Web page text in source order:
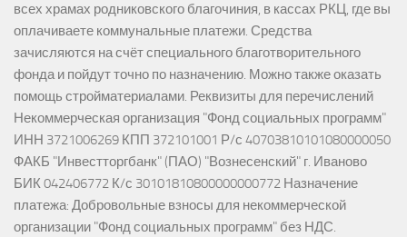
всех храмах родниковского благочиния, в кассах РКЦ, где вы
оплачиваете коммунальные платежи. Средства
зачисляются на счёт специального благотворительного
фонда и пойдут точно по назначению. Можно также оказать
помощь стройматериалами. Реквизиты для перечислений
Некоммерческая организация "Фонд социальных программ"
ИНН 3721006269 КПП 372101001 Р/с 40703810101080000050
ФАКБ "Инвестторгбанк" (ПАО) "Вознесенский" г. Иваново
БИК 042406772 К/с 30101810800000000772 Назначение
платежа: Добровольные взносы для некоммерческой
организации "Фонд социальных программ" без НДС.